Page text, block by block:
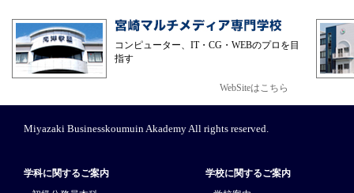
コンピューター、IT・CG・WEBのプロを目
指す
WebSiteはこちら
Miyazaki Businesskoumuin Akademy All rights reserved.
学科に関するご案内
学校に関するご案内